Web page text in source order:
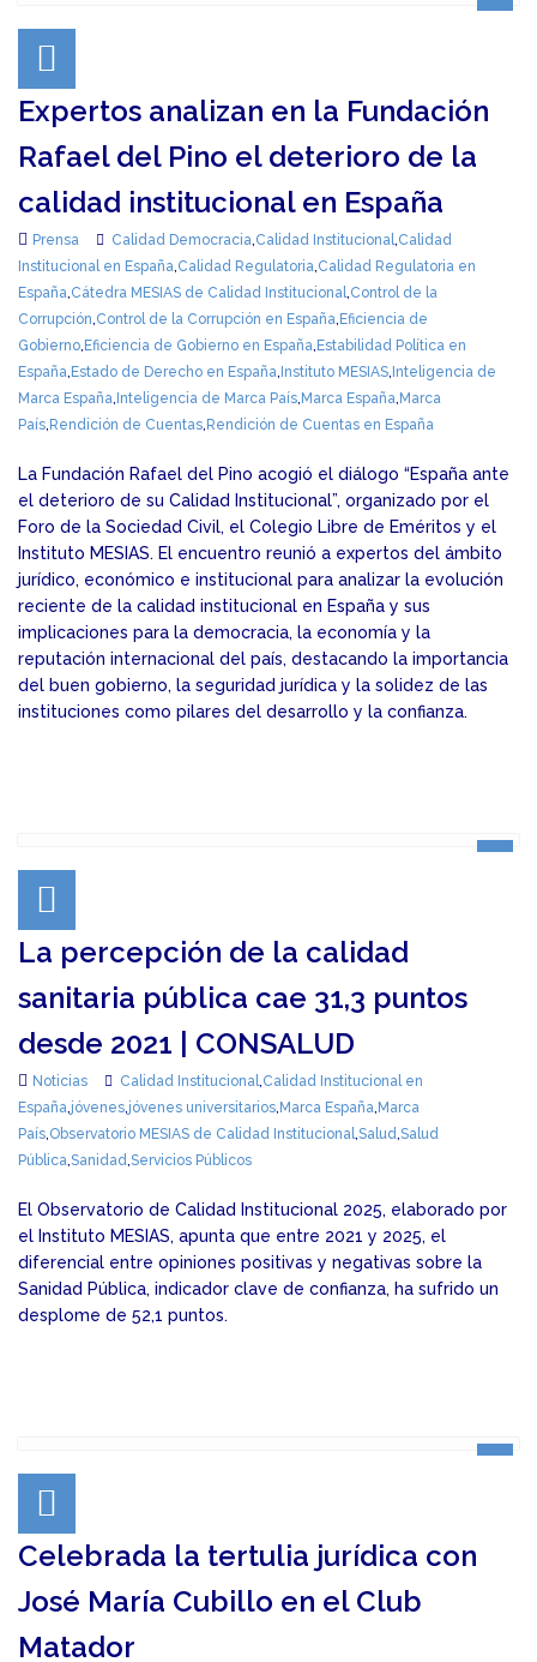
Expertos analizan en la Fundación
Rafael del Pino el deterioro de la
calidad institucional en España
Prensa Calidad Democracia,Calidad Institucional,Calidad
Institucional en España,Calidad Regulatoria,Calidad Regulatoria en
España,Cátedra MESIAS de Calidad Institucional,Control de la
Corrupción,Control de la Corrupción en España, Eficiencia de
Gobierno, Eficiencia de Gobierno en España, Estabilidad Política en
España, Estado de Derecho en España, Instituto MESIAS, Inteligencia de
Marca España, Inteligencia de Marca País, Marca España, Marca
País, Rendición de Cuentas, Rendición de Cuentas en España
La Fundación Rafael del Pino acogió el diálogo “España ante
el deterioro de su Calidad Institucional”, organizado por el
Foro de la Sociedad Civil, el Colegio Libre de Eméritos y el
Instituto MESIAS. El encuentro reunió a expertos del ámbito
jurídico, económico e institucional para analizar la evolución
reciente de la calidad institucional en España y sus
implicaciones para la democracia, la economía y la
reputación internacional del país, destacando la importancia
del buen gobierno, la seguridad jurídica y la solidez de las
instituciones como pilares del desarrollo y la confianza.
La percepción de la calidad
sanitaria pública cae 31,3 puntos
desde 2021 | CONSALUD
Noticias Calidad Institucional,Calidad Institucional en
España,jóvenes,jóvenes universitarios, Marca España, Marca
País,Observatorio MESIAS de Calidad Institucional,Salud,Salud
Pública,Sanidad,Servicios Públicos
El Observatorio de Calidad Institucional 2025, elaborado por
el Instituto MESIAS, apunta que entre 2021 y 2025, el
diferencial entre opiniones positivas y negativas sobre la
Sanidad Pública, indicador clave de confianza, ha sufrido un
desplome de 52,1 puntos.
Celebrada la tertulia jurídica con
José María Cubillo en el Club
Matador